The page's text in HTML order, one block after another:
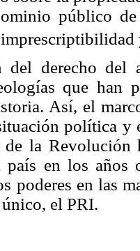
público
del derecho del
que han
Así, el
política y
de la Revolución
país en los años
poderes en las
el PRI.